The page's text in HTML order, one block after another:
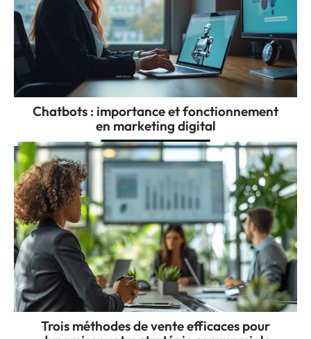
Chatbots : importance et fonctionnement
en marketing digital
Trois méthodes de vente efficaces pour